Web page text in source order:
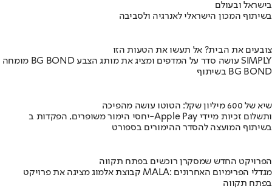
בישראל ובעולם
בשיתוף המכון הישראלי לאנרגיה ולסביבה
צובעים את הבית? אל תעשו את הטעות הזו
מומחה BG BOND עושה סדר על המדפים ומציג את מותג הצבע SIMPLY
בשיתוף BG BOND
שיא של 600 מיליון שקל: הטוטו עושה מהפיכה
יחסי הימור משופרים, הפקדות ב-Apple Pay ותשלום זכיות מיידי
בשיתוף המועצה להסדר ההימורים בספורט
הפרויקט החדש שמסקרן רוכשים בפתח תקווה
קבוצת אלמוג מציגה את פרויקט MALA: מגדלי הפרימיום האחרונים
בפתח תקווה